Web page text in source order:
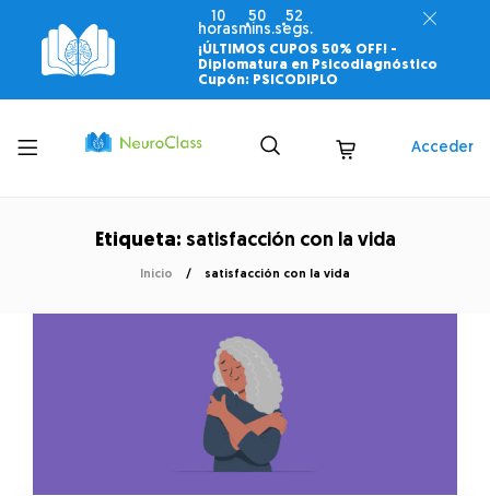
10
horas
50
mins.
52
segs.
¡ÚLTIMOS CUPOS 50% OFF! -
Diplomatura en Psicodiagnóstico
Cupón: PSICODIPLO
Toggle
menu
Acceder
Etiqueta: satisfacción con la vida
Inicio satisfacción con la vida